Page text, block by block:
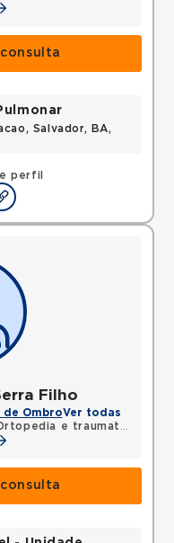
perfil
Salvador, BA,
Filho
de OmbroVer todas
e traumatologia